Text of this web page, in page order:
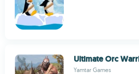
Ultimate Orc
Yamtar Games